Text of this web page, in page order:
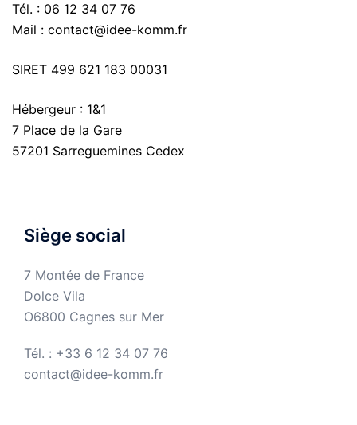
Tél. : 06 12 34 07 76
Mail : contact@idee-komm.fr
SIRET 499 621 183 00031
Hébergeur : 1&1
7 Place de la Gare
57201 Sarreguemines Cedex
Siège social
7 Montée de France
Dolce Vila
O6800 Cagnes sur Mer
Tél. : +33 6 12 34 07 76
contact@idee-komm.fr